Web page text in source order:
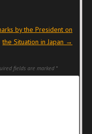
by the President on
the Situation in Japan →
fields are marked *